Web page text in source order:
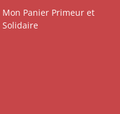
Mon Panier Primeur et
Solidaire